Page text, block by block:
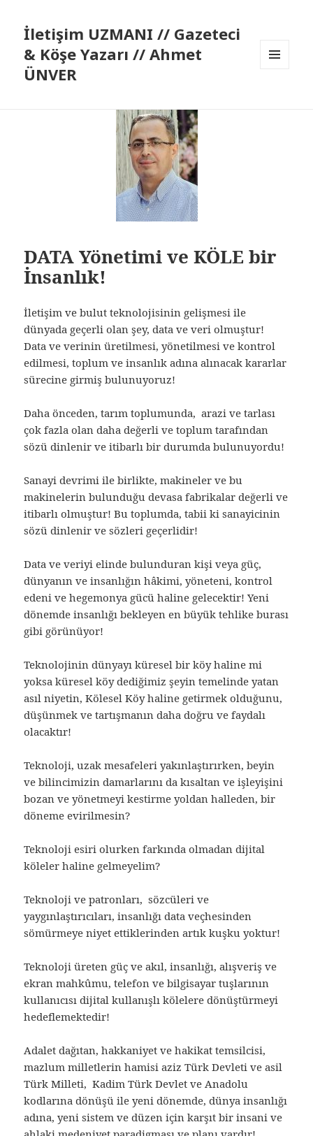
İletişim UZMANI // Gazeteci
& Köşe Yazarı // Ahmet
ÜNVER
DATA Yönetimi ve KÖLE bir
İnsanlık!
İletişim ve bulut teknolojisinin gelişmesi ile
dünyada geçerli olan şey, data ve veri olmuştur!
Data ve verinin üretilmesi, yönetilmesi ve kontrol
edilmesi, toplum ve insanlık adına alınacak kararlar
sürecine girmiş bulunuyoruz!
Daha önceden, tarım toplumunda, arazi ve tarlası
çok fazla olan daha değerli ve toplum tarafından
sözü dinlenir ve itibarlı bir durumda bulunuyordu!
Sanayi devrimi ile birlikte, makineler ve bu
makinelerin bulunduğu devasa fabrikalar değerli ve
itibarlı olmuştur! Bu toplumda, tabii ki sanayicinin
sözü dinlenir ve sözleri geçerlidir!
Data ve veriyi elinde bulunduran kişi veya güç,
dünyanın ve insanlığın hâkimi, yöneteni, kontrol
edeni ve hegemonya gücü haline gelecektir! Yeni
dönemde insanlığı bekleyen en büyük tehlike burası
gibi görünüyor!
Teknolojinin dünyayı küresel bir köy haline mi
yoksa küresel köy dediğimiz şeyin temelinde yatan
asıl niyetin, Kölesel Köy haline getirmek olduğunu,
düşünmek ve tartışmanın daha doğru ve faydalı
olacaktır!
Teknoloji, uzak mesafeleri yakınlaştırırken, beyin
ve bilincimizin damarlarını da kısaltan ve işleyişini
bozan ve yönetmeyi kestirme yoldan halleden, bir
döneme evirilmesin?
Teknoloji esiri olurken farkında olmadan dijital
köleler haline gelmeyelim?
Teknoloji ve patronları, sözcüleri ve
yaygınlaştırıcıları, insanlığı data veçhesinden
sömürmeye niyet ettiklerinden artık kuşku yoktur!
Teknoloji üreten güç ve akıl, insanlığı, alışveriş ve
ekran mahkûmu, telefon ve bilgisayar tuşlarının
kullanıcısı dijital kullanışlı kölelere dönüştürmeyi
hedeflemektedir!
Adalet dağıtan, hakkaniyet ve hakikat temsilcisi,
mazlum milletlerin hamisi aziz Türk Devleti ve asil
Türk Milleti, Kadim Türk Devlet ve Anadolu
kodlarına dönüşü ile yeni dönemde, dünya insanlığı
adına, yeni sistem ve düzen için karşıt bir insani ve